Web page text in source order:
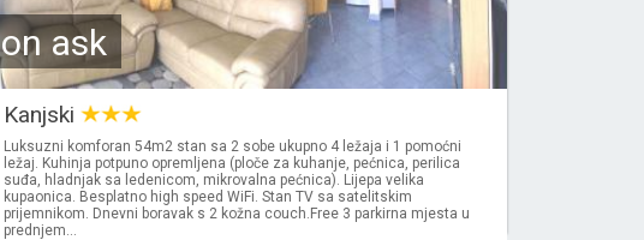
on ask
Kanjski
Luksuzni komforan 54m2 stan sa 2 sobe ukupno 4 ležaja i 1 pomoćni
ležaj. Kuhinja potpuno opremljena (ploče za kuhanje, pećnica, perilica
suđa, hladnjak sa ledenicom, mikrovalna pećnica). Lijepa velika
kupaonica. Besplatno high speed WiFi. Stan TV sa satelitskim
prijemnikom. Dnevni boravak s 2 kožna couch.Free 3 parkirna mjesta u
prednjem...